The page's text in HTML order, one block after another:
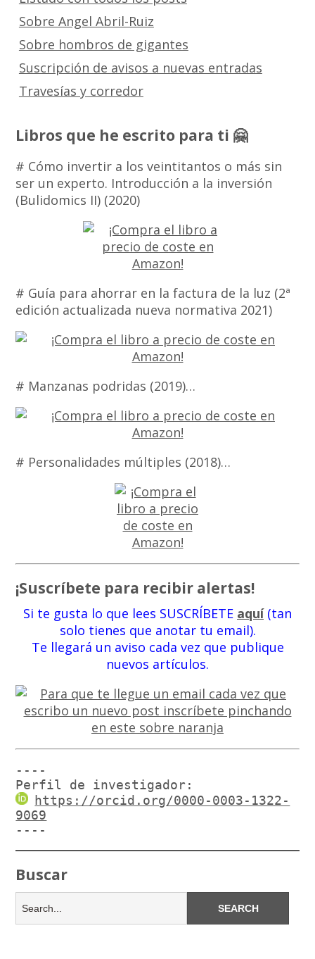
Sobre Angel Abril-Ruiz
Sobre hombros de gigantes
Suscripción de avisos a nuevas entradas
Travesías y corredor
Libros que he escrito para ti 🤗
# Cómo invertir a los veintitantos o más sin
ser un experto. Introducción a la inversión
(Bulidomics II) (2020)
# Guía para ahorrar en la factura de la luz (2ª
edición actualizada nueva normativa 2021)
# Manzanas podridas (2019)…
# Personalidades múltiples (2018)…
¡Suscríbete para recibir alertas!
Si te gusta lo que lees SUSCRÍBETE aquí(tan
solo tienes que anotar tu email).
Te llegará un aviso cada vez que publique
nuevos artículos.
----
Perfil de investigador:
https://orcid.org/0000-0003-1322-
9069
----
Buscar